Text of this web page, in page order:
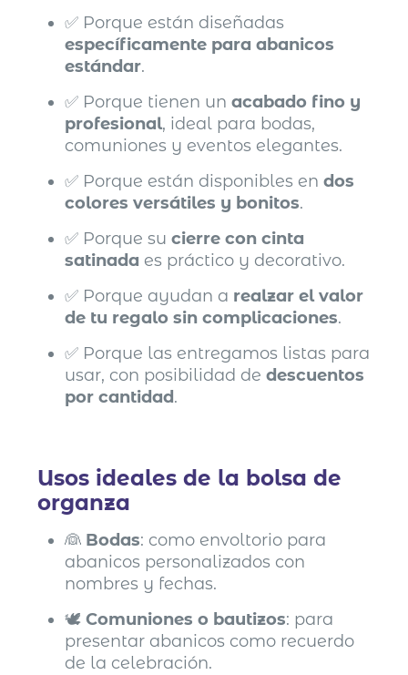
✅ Porque están diseñadas
específicamente para abanicos
estándar.
✅ Porque tienen unacabado fino y
profesional, ideal para bodas,
comuniones y eventos elegantes.
✅ Porque están disponibles endos
colores versátiles y bonitos.
✅ Porque sucierre con cinta
satinada es práctico y decorativo.
✅ Porque ayudan a realzar el valor
de tu regalo sin complicaciones.
✅ Porque las entregamos listas para
usar, con posibilidad dedescuentos
por cantidad.
Usos ideales de la bolsa de
organza
👰 Bodas: como envoltorio para
abanicos personalizados con
nombres y fechas.
🕊️Comuniones o bautizos: para
presentar abanicos como recuerdo
de la celebración.